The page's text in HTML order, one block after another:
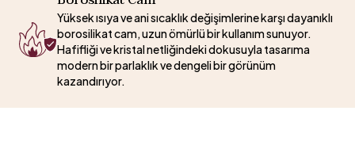
Yüksek ısıya ve ani sıcaklık değişimlerine karşı dayanıklı
borosilikat cam, uzun ömürlü bir kullanım sunuyor.
Hafifliği ve kristal netliğindeki dokusuyla tasarıma
modern bir parlaklık ve dengeli bir görünüm
kazandırıyor.